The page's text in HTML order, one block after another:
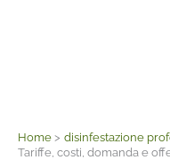
Home
disinfestazione
Tariffe, costi, domanda e